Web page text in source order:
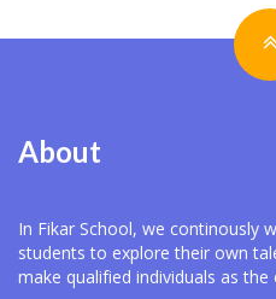
About
In Fikar School, we continously
students to explore their own
make qualified individuals as the